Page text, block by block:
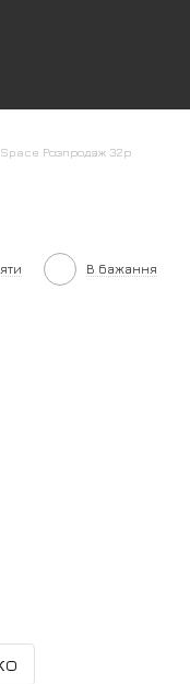
Розпродаж 32р
В бажання